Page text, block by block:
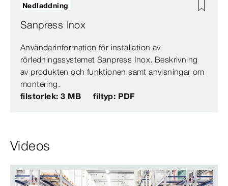
Sanpress Inox
Användarinformation för installation av
rörledningssystemet Sanpress Inox. Beskrivning
av produkten och funktionen samt anvisningar om
montering.
filstorlek: 3 MB
filtyp: PDF
Nedladdning
Videos